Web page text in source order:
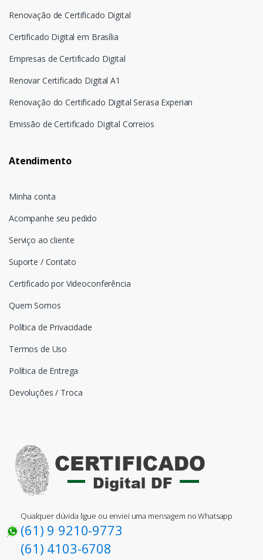
Renovação de Certificado Digital
Certificado Digital em Brasília
Empresas de Certificado Digital
Renovar Certificado Digital A1
Renovação do Certificado Digital Serasa Experian
Emissão de Certificado Digital Correios
Atendimento
Minha conta
Acompanhe seu pedido
Serviço ao cliente
Suporte / Contato
Certificado por Videoconferência
Quem Somos
Política de Privacidade
Termos de Uso
Política de Entrega
Devoluções / Troca
Qualquer dúvida ligue ou enviei uma mensagem no Whatsapp
(61) 9 9210-9773
(61) 4103-6708